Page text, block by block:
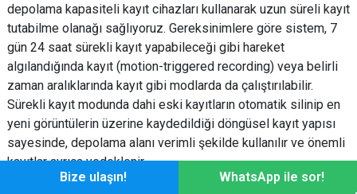
depolama kapasiteli kayıt cihazları kullanarak uzun süreli kayıt
tutabilme olanağı sağlıyoruz. Gereksinimlere göre sistem, 7
gün 24 saat sürekli kayıt yapabileceği gibi hareket
algılandığında kayıt (motion-triggered recording) veya belirli
zaman aralıklarında kayıt gibi modlarda da çalıştırılabilir.
Sürekli kayıt modunda dahi eski kayıtların otomatik silinip en
yeni görüntülerin üzerine kaydedildiği döngüsel kayıt yapısı
sayesinde, depolama alanı verimli şekilde kullanılır ve önemli
kayıtlar ayrıca yedeklenir.
Bize ulaşın! WhatsApp ile sor!